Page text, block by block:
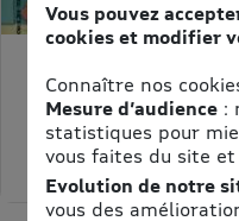
ASTRAPI
Prix kiosque :62,40 €
Meilleur prix :
61,75 €
Vous pouvez
cookies et modifier
Connaître nos
Mesure d’audience:
statistiques pour
vous faites du site et
Evolution de notre
vous des